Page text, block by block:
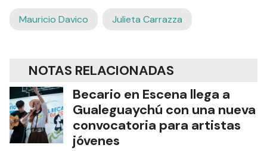
Mauricio Davico Julieta Carrazza
NOTAS RELACIONADAS
Becario en Escena llega a
Gualeguaychú con una nueva
convocatoria para artistas
jóvenes